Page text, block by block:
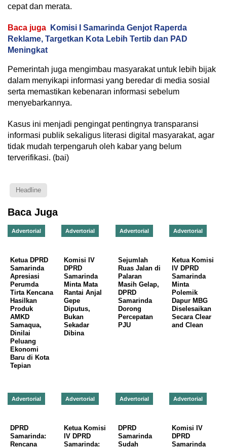
cepat dan merata.
Baca juga
Komisi I Samarinda Genjot Raperda
Reklame, Targetkan Kota Lebih Tertib dan PAD
Meningkat
Pemerintah juga mengimbau masyarakat untuk lebih bijak
dalam menyikapi informasi yang beredar di media sosial
serta memastikan kebenaran informasi sebelum
menyebarkannya.
Kasus ini menjadi pengingat pentingnya transparansi
informasi publik sekaligus literasi digital masyarakat, agar
tidak mudah terpengaruh oleh kabar yang belum
terverifikasi. (bai)
Headline
Baca Juga
Advertorial
Ketua DPRD
Samarinda
Apresiasi
Perumda
Tirta Kencana
Hasilkan
Produk
AMKD
Samaqua,
Dinilai
Peluang
Ekonomi
Baru di Kota
Tepian
Advertorial
Komisi IV
DPRD
Samarinda
Minta Mata
Rantai Anjal
Gepe
Diputus,
Bukan
Sekadar
Dibina
Advertorial
Sejumlah
Ruas Jalan di
Palaran
Masih Gelap,
DPRD
Samarinda
Dorong
Percepatan
PJU
Advertorial
Ketua Komisi
IV DPRD
Samarinda
Minta
Polemik
Dapur MBG
Diselesaikan
Secara Clear
and Clean
Advertorial
DPRD
Samarinda:
Rencana
Advertorial
Ketua Komisi
IV DPRD
Samarinda:
Advertorial
DPRD
Samarinda
Sudah
Advertorial
Komisi IV
DPRD
Samarinda